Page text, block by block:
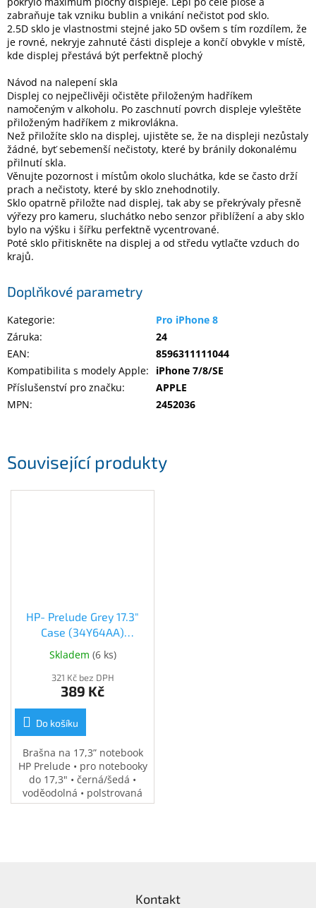
Související produkty
HP- Prelude Grey 17.3"
Case (34Y64AA)
(34Y64AA)
Skladem (6 ks)
321 Kč bez DPH
389 Kč
Do košíku
Brašna na 17,3” notebook
HP Prelude • pro notebooky
do 17,3" • černá/šedá •
voděodolná • polstrovaná
přihrádka na notebook •
zabraňuje tak vzniku bublin a vnikání nečistot pod sklo.
2.5D sklo je vlastnostmi stejné jako 5D ovšem s tím rozdílem, že
je rovné, nekryje zahnuté části displeje a končí obvykle v místě,
kde displej přestává být perfektně plochý
Návod na nalepení skla
Displej co nejpečlivěji očistěte přiloženým hadříkem
namočeným v alkoholu. Po zaschnutí povrch displeje vyleštěte
přiloženým hadříkem z mikrovlákna.
Než přiložíte sklo na displej, ujistěte se, že na displeji nezůstaly
žádné, byť sebemenší nečistoty, které by bránily dokonalému
přilnutí skla.
Věnujte pozornost i místům okolo sluchátka, kde se často drží
prach a nečistoty, které by sklo znehodnotily.
Sklo opatrně přiložte nad displej, tak aby se překrývaly přesně
výřezy pro kameru, sluchátko nebo senzor přiblížení a aby sklo
bylo na výšku i šířku perfektně vycentrované.
Poté sklo přitiskněte na displej a od středu vytlačte vzduch do
krajů.
Doplňkové parametry
Kategorie:
Pro iPhone 8
Záruka:
24
EAN:
8596311111044
Kompatibilita s modely Apple:
iPhone 7/8/SE
Příslušenství pro značku:
APPLE
MPN: 2452036
Kontakt